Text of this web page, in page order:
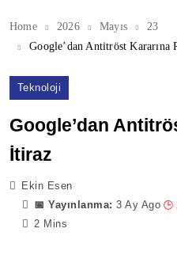
Home 2026 Mayıs
23
Google’dan Antitröst Kararına
Teknoloji
Google’dan
İtiraz
Ekin Esen
3 Ay Ago
2 Mins